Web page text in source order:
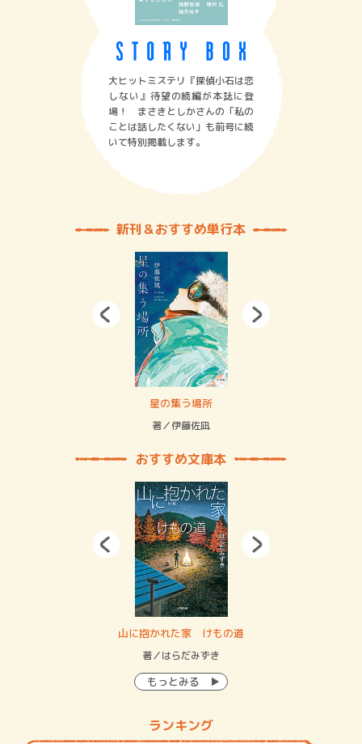
大ヒットミステリ『探偵小石は恋
しない』待望の続編が本誌に登
場！ まさきとしかさんの「私の
ことは話したくない」も前号に続
いて特別掲載します。
新刊＆おすすめ単行本
星の集う場所
著／伊藤佐凪
おすすめ文庫本
山に抱かれた家 けもの道
著／はらだみずき
もっとみる
ランキング